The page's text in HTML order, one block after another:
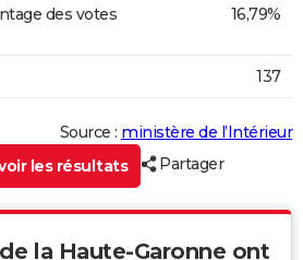
des votes
16,79%
137
Source : ministère de l’Intérieur
les résultats
Partager
la Haute-Garonne ont